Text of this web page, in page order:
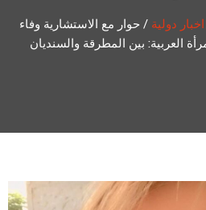
اخبار دولية / حوار مع الاستشارية وفاء
العربية: بين المطرقة والسنديان